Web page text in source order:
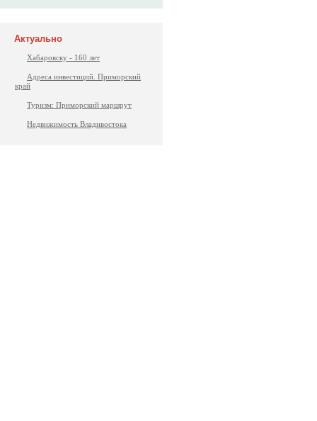
Актуально
Хабаровску - 160 лет
Адреса инвестиций. Приморский
край
Туризм: Приморский маршрут
Недвижимость Владивостока